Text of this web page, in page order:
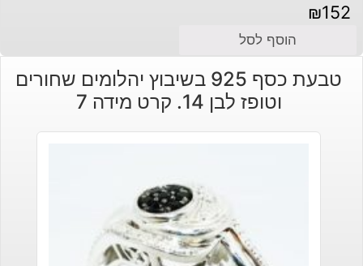
₪152
הוסף לסל
טבעת כסף 925 בשיבוץ יהלומים שחורים
וטופז לבן 14. קרט מידה 7